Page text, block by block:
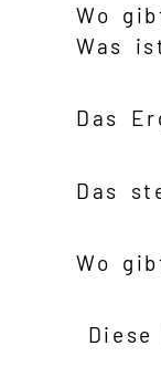
Wo
Was
Das
Das
Wo